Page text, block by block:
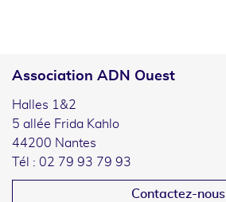
Association ADN Ouest
Halles 1&2
5 allée Frida Kahlo
44200 Nantes
Tél : 02 79 93 79 93
Contactez-nous